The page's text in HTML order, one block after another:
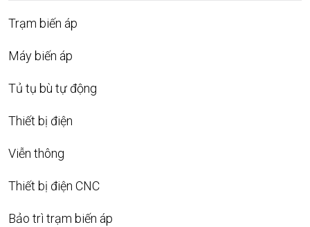
Trạm biến áp
Máy biến áp
Tủ tụ bù tự động
Thiết bị điện
Viễn thông
Thiết bị điện CNC
Bảo trì trạm biến áp